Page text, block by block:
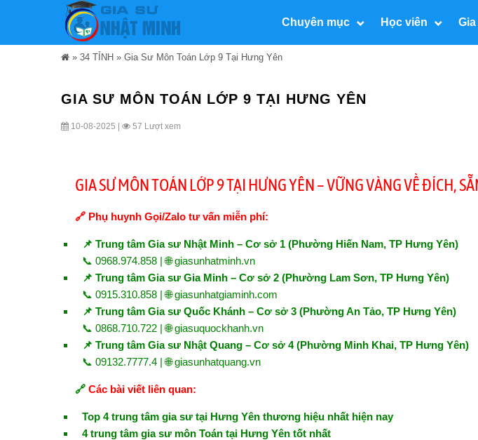
Chuyên mục Học viên
» 34 TỈNH » Gia Sư Môn Toán Lớp 9 Tại Hưng Yên
GIA SƯ MÔN TOÁN LỚP 9 TẠI HƯNG YÊN
10-08-2025 | 57 Lượt xem
GIA SƯ MÔN TOÁN LỚP 9 TẠI HƯNG YÊN – VỮNG VÀNG VỀ ĐÍCH,
🔗 Phụ huynh Gọi/Zalo tư vấn miễn phí:
📌 Trung tâm Gia sư Nhật Minh – Cơ sở 1 (Phường Hiến Nam, TP Hưng Yên)
📞 0968.974.858 | 🌐giasunhatminh.vn
📌 Trung tâm Gia sư Gia Minh – Cơ sở 2 (Phường Lam Sơn, TP Hưng Yên)
📞 0915.310.858 | 🌐giasunhatgiaminh.com
📌 Trung tâm Gia sư Quốc Khánh – Cơ sở 3 (Phường An Tảo, TP Hưng Yên)
📞 0868.710.722 | 🌐giasuquockhanh.vn
📌 Trung tâm Gia sư Nhật Quang – Cơ sở 4 (Phường Minh Khai, TP Hưng Yên)
📞 09132.7777.4 | 🌐giasunhatquang.vn
🔗 Các bài viết liên quan:
Top 4 trung tâm gia sư tại Hưng Yên thương hiệu nhất hiện nay
4 trung tâm gia sư môn Toán tại Hưng Yên tốt nhất